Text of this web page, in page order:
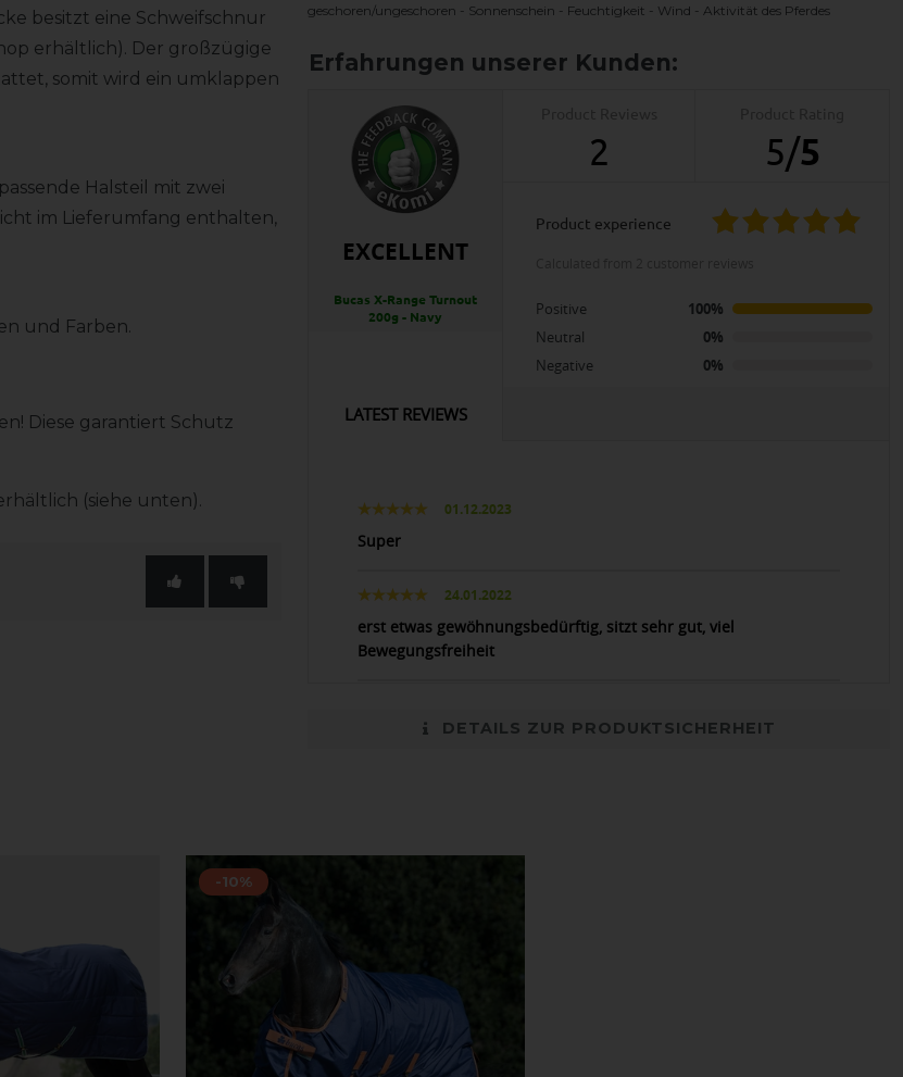
besitzt eine Schweifschnur
erhältlich). Der großzügige
somit wird ein umklappen
Halsteil mit zwei
im Lieferumfang enthalten,
und Farben.
Diese garantiert Schutz
(siehe unten).
geschoren/ungeschoren - Sonnenschein - Feuchtigkeit - Wind - Aktivität des Pferdes
EXCELLENT
Bucas X-Range Turnout
200g - Navy
2 5/5
product experience
Positive
100%
Neutral
0%
Negative
0%
LATEST REVIEWS
01.12.2023
Super
24.01.2022
erst etwas gewöhnungsbedürftig, sitzt sehr gut, viel
Bewegungsfreiheit
DETAILS ZUR PRODUKTSICHERHEIT
-10%